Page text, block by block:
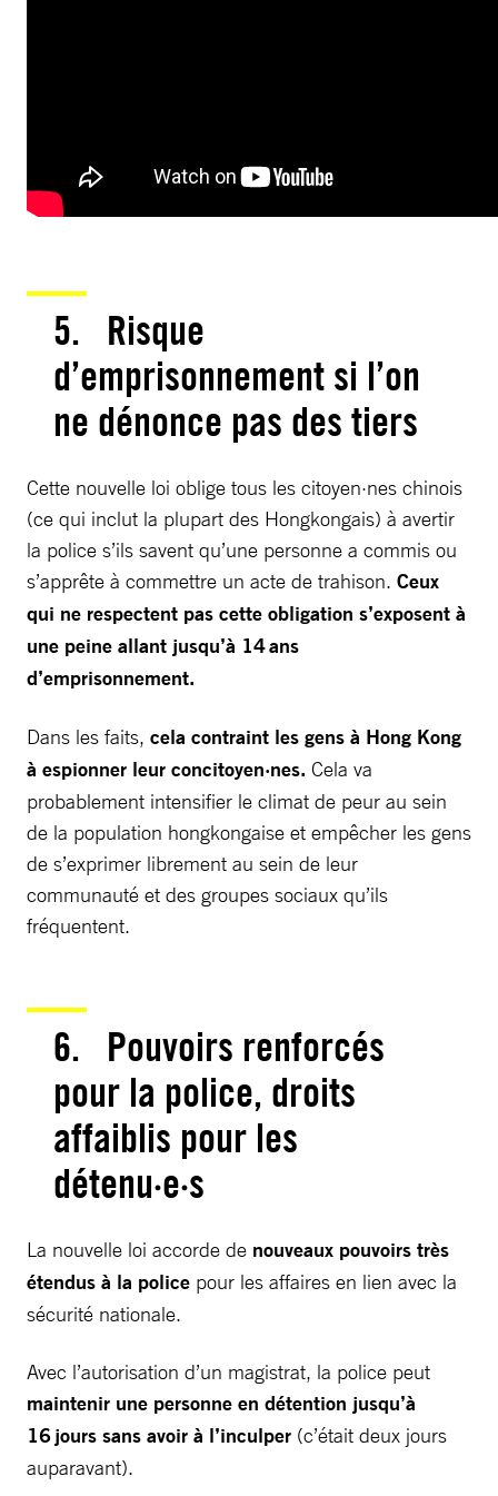
5. Risque
d’emprisonnement si l’on
ne dénonce pas des tiers
Cette nouvelle loi oblige tous les citoyen·nes chinois
(ce qui inclut la plupart des Hongkongais) à avertir
la police s’ils savent qu’une personne a commis ou
s’apprête à commettre un acte de trahison. Ceux
qui ne respectent pas cette obligation s’exposent à
une peine allant jusqu’à 14 ans
d’emprisonnement.
Dans les faits, cela contraint les gens à Hong Kong
à espionner leur concitoyen·nes. Cela va
probablement intensifier le climat de peur au sein
de la population hongkongaise et empêcher les gens
de s’exprimer librement au sein de leur
communauté et des groupes sociaux qu’ils
fréquentent.
6. Pouvoirs renforcés
pour la police, droits
affaiblis pour les
détenu·e·s
La nouvelle loi accorde de nouveaux pouvoirs très
étendus à la police pour les affaires en lien avec la
sécurité nationale.
Avec l’autorisation d’un magistrat, la police peut
maintenir une personne en détention jusqu’à
16 jours sans avoir à l’inculper (c’était deux jours
auparavant).